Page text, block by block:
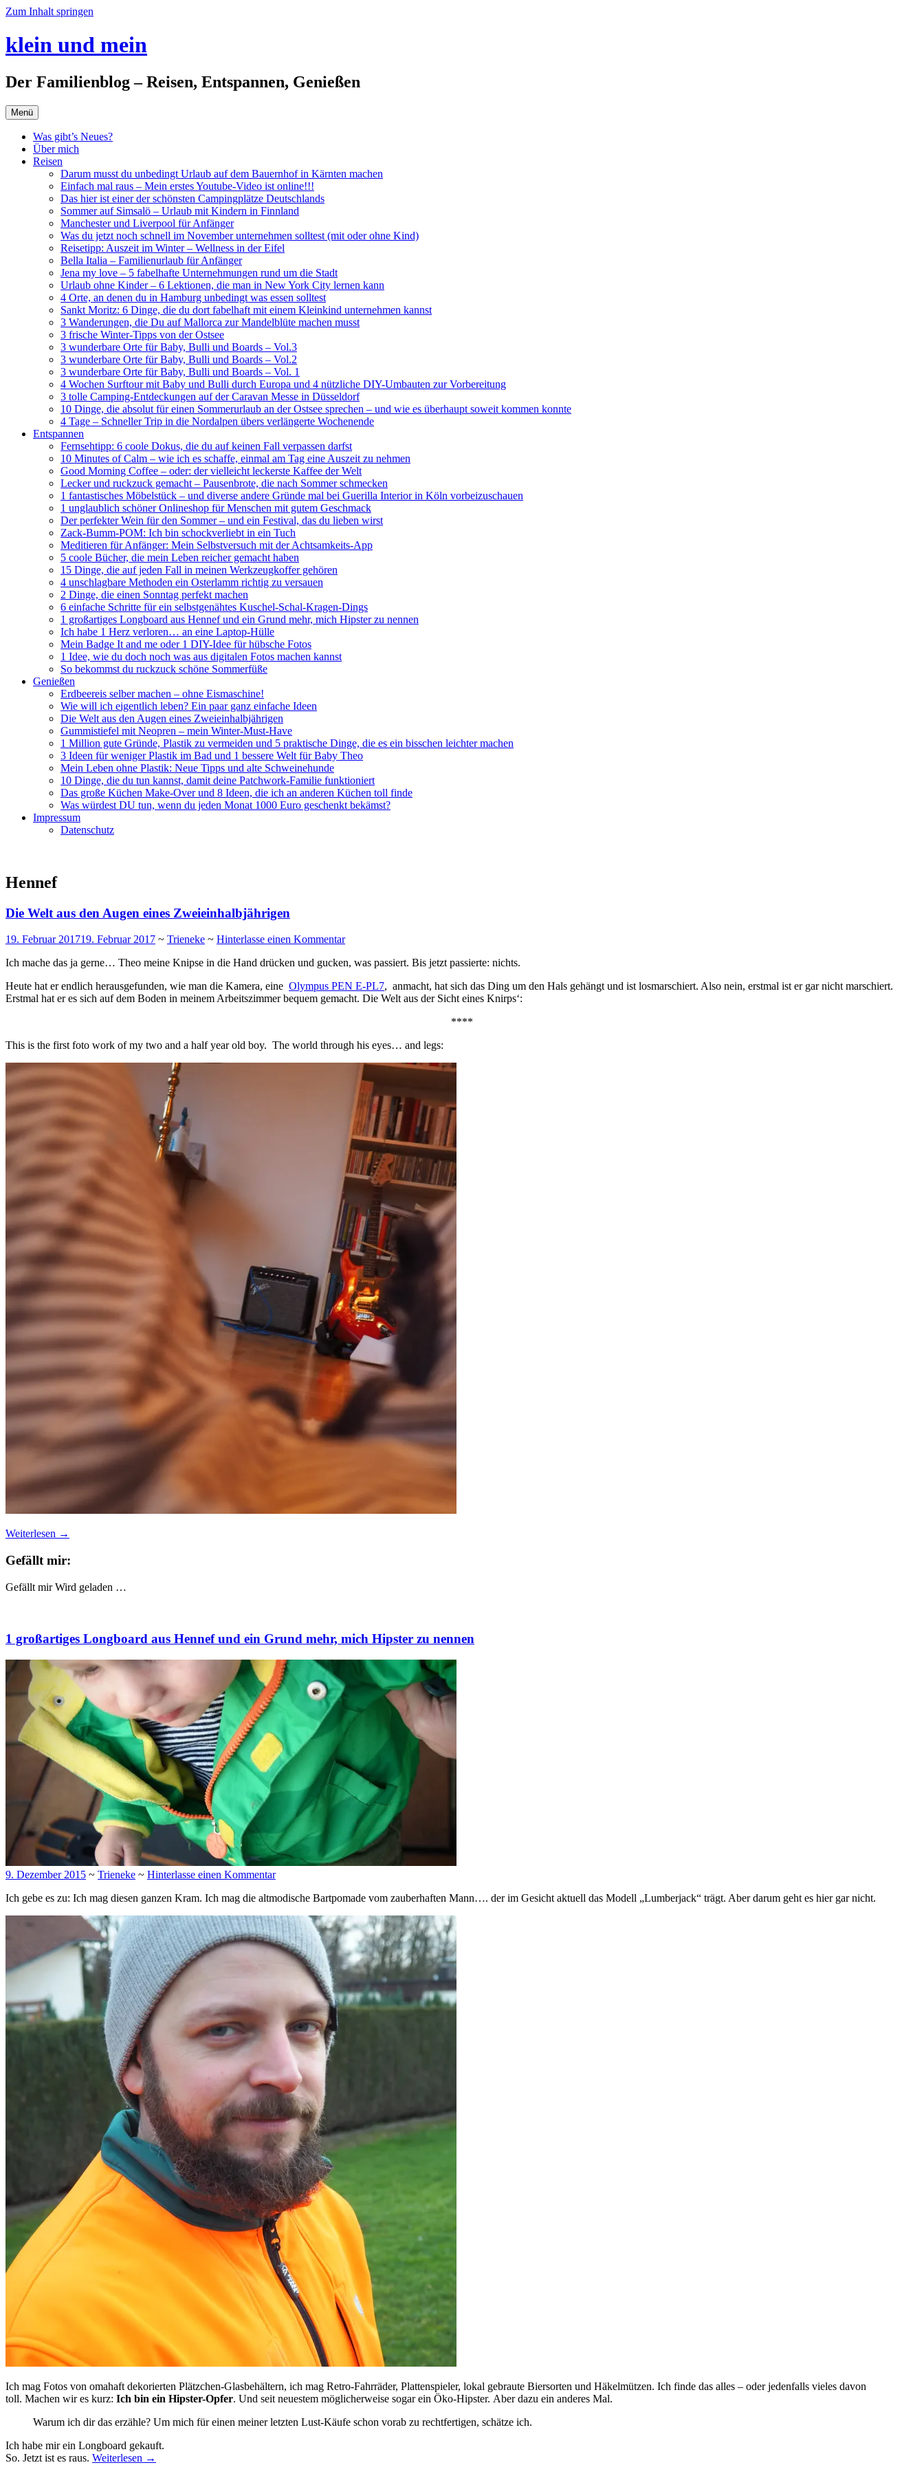
Zum Inhalt springen
klein und mein
Der Familienblog – Reisen, Entspannen, Genießen
Menü
Was gibt’s Neues?
Über mich
Reisen
Darum musst du unbedingt Urlaub auf dem Bauernhof in Kärnten machen
Einfach mal raus – Mein erstes Youtube-Video ist online!!!
Das hier ist einer der schönsten Campingplätze Deutschlands
Sommer auf Simsalö – Urlaub mit Kindern in Finnland
Manchester und Liverpool für Anfänger
Was du jetzt noch schnell im November unternehmen solltest (mit oder ohne Kind)
Reisetipp: Auszeit im Winter – Wellness in der Eifel
Bella Italia – Familienurlaub für Anfänger
Jena my love – 5 fabelhafte Unternehmungen rund um die Stadt
Urlaub ohne Kinder – 6 Lektionen, die man in New York City lernen kann
4 Orte, an denen du in Hamburg unbedingt was essen solltest
Sankt Moritz: 6 Dinge, die du dort fabelhaft mit einem Kleinkind unternehmen kannst
3 Wanderungen, die Du auf Mallorca zur Mandelblüte machen musst
3 frische Winter-Tipps von der Ostsee
3 wunderbare Orte für Baby, Bulli und Boards – Vol.3
3 wunderbare Orte für Baby, Bulli und Boards – Vol.2
3 wunderbare Orte für Baby, Bulli und Boards – Vol. 1
4 Wochen Surftour mit Baby und Bulli durch Europa und 4 nützliche DIY-Umbauten zur Vorbereitung
3 tolle Camping-Entdeckungen auf der Caravan Messe in Düsseldorf
10 Dinge, die absolut für einen Sommerurlaub an der Ostsee sprechen – und wie es überhaupt soweit kommen konnte
4 Tage – Schneller Trip in die Nordalpen übers verlängerte Wochenende
Entspannen
Fernsehtipp: 6 coole Dokus, die du auf keinen Fall verpassen darfst
10 Minutes of Calm – wie ich es schaffe, einmal am Tag eine Auszeit zu nehmen
Good Morning Coffee – oder: der vielleicht leckerste Kaffee der Welt
Lecker und ruckzuck gemacht – Pausenbrote, die nach Sommer schmecken
1 fantastisches Möbelstück – und diverse andere Gründe mal bei Guerilla Interior in Köln vorbeizuschauen
1 unglaublich schöner Onlineshop für Menschen mit gutem Geschmack
Der perfekter Wein für den Sommer – und ein Festival, das du lieben wirst
Zack-Bumm-POM: Ich bin schockverliebt in ein Tuch
Meditieren für Anfänger: Mein Selbstversuch mit der Achtsamkeits-App
5 coole Bücher, die mein Leben reicher gemacht haben
15 Dinge, die auf jeden Fall in meinen Werkzeugkoffer gehören
4 unschlagbare Methoden ein Osterlamm richtig zu versauen
2 Dinge, die einen Sonntag perfekt machen
6 einfache Schritte für ein selbstgenähtes Kuschel-Schal-Kragen-Dings
1 großartiges Longboard aus Hennef und ein Grund mehr, mich Hipster zu nennen
Ich habe 1 Herz verloren… an eine Laptop-Hülle
Mein Badge It and me oder 1 DIY-Idee für hübsche Fotos
1 Idee, wie du doch noch was aus digitalen Fotos machen kannst
So bekommst du ruckzuck schöne Sommerfüße
Genießen
Erdbeereis selber machen – ohne Eismaschine!
Wie will ich eigentlich leben? Ein paar ganz einfache Ideen
Die Welt aus den Augen eines Zweieinhalbjährigen
Gummistiefel mit Neopren – mein Winter-Must-Have
1 Million gute Gründe, Plastik zu vermeiden und 5 praktische Dinge, die es ein bisschen leichter machen
3 Ideen für weniger Plastik im Bad und 1 bessere Welt für Baby Theo
Mein Leben ohne Plastik: Neue Tipps und alte Schweinehunde
10 Dinge, die du tun kannst, damit deine Patchwork-Familie funktioniert
Das große Küchen Make-Over und 8 Ideen, die ich an anderen Küchen toll finde
Was würdest DU tun, wenn du jeden Monat 1000 Euro geschenkt bekämst?
Impressum
Datenschutz
Hennef
Die Welt aus den Augen eines Zweieinhalbjährigen
19. Februar 201719. Februar 2017 ~ Trieneke ~ Hinterlasse einen Kommentar
Ich mache das ja gerne… Theo meine Knipse in die Hand drücken und gucken, was passiert. Bis jetzt passierte: nichts.
Heute hat er endlich herausgefunden, wie man die Kamera, eine Olympus PEN E-PL7, anmacht, hat sich das Ding um den Hals gehängt und ist losmarschiert. Also nein, erstmal ist er gar nicht marschiert.
Erstmal hat er es sich auf dem Boden in meinem Arbeitszimmer bequem gemacht. Die Welt aus der Sicht eines Knirps‘:
****
This is the first foto work of my two and a half year old boy. The world through his eyes… and legs:
Weiterlesen →
Gefällt mir:
Gefällt mir Wird geladen …
1 großartiges Longboard aus Hennef und ein Grund mehr, mich Hipster zu nennen
9. Dezember 2015 ~ Trieneke ~ Hinterlasse einen Kommentar
Ich gebe es zu: Ich mag diesen ganzen Kram. Ich mag die altmodische Bartpomade vom zauberhaften Mann…. der im Gesicht aktuell das Modell „Lumberjack“ trägt. Aber darum geht es hier gar nicht.
Ich mag Fotos von omahaft dekorierten Plätzchen-Glasbehältern, ich mag Retro-Fahrräder, Plattenspieler, lokal gebraute Biersorten und Häkelmützen. Ich finde das alles – oder jedenfalls vieles davon
toll. Machen wir es kurz: Ich bin ein Hipster-Opfer. Und seit neuestem möglicherweise sogar ein Öko-Hipster. Aber dazu ein anderes Mal.
Warum ich dir das erzähle? Um mich für einen meiner letzten Lust-Käufe schon vorab zu rechtfertigen, schätze ich.
Ich habe mir ein Longboard gekauft.
So. Jetzt ist es raus. Weiterlesen →